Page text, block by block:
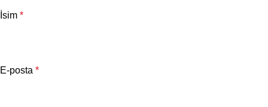
İsim *
E-posta *